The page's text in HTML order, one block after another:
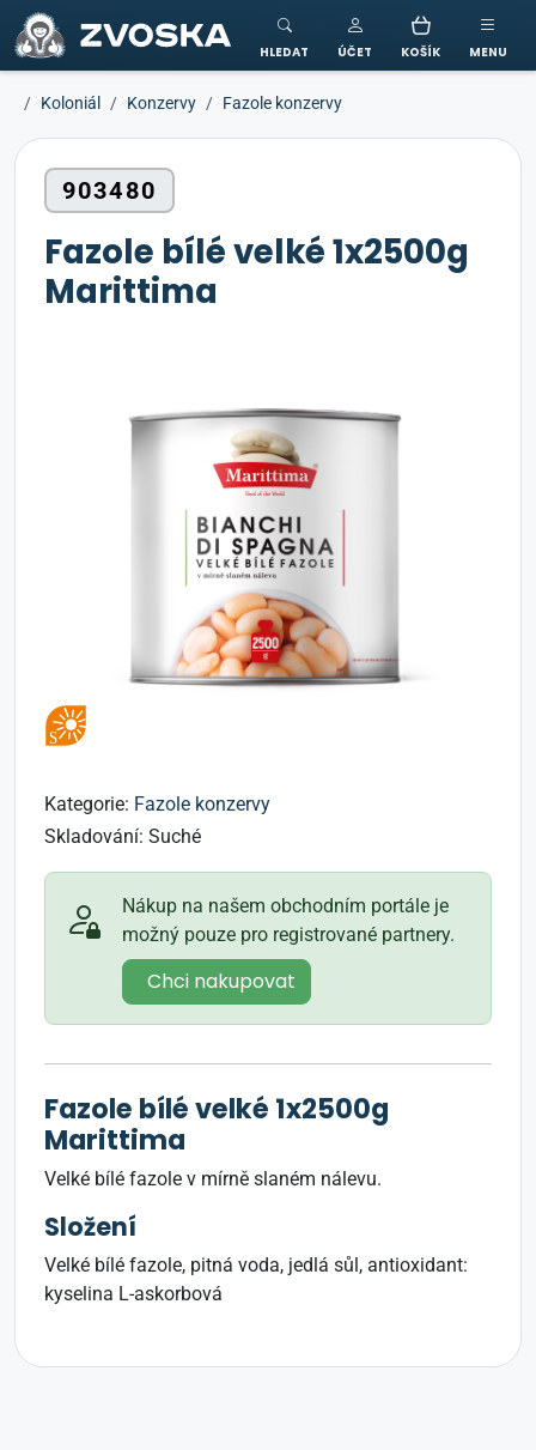
ZVOSKA
HLEDAT ÚČET KOŠÍK MENU
Koloniál Konzervy Fazole konzervy
903480
Fazole bílé velké 1x2500g
Marittima
Kategorie: Fazole konzervy
Skladování: Suché
Nákup na našem obchodním portále je
možný pouze pro registrované partnery.
Chci nakupovat
Fazole bílé velké 1x2500g
Marittima
Velké bílé fazole v mírně slaném nálevu.
Složení
Velké bílé fazole, pitná voda, jedlá sůl, antioxidant:
kyselina L-askorbová